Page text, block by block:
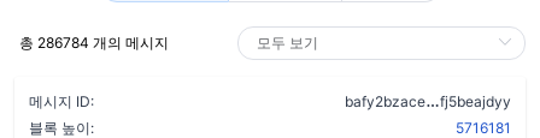
총 286784 개의 메시지
메시지 ID: bafy2bzace
fj5beajdyy
블록 높이:
5716181